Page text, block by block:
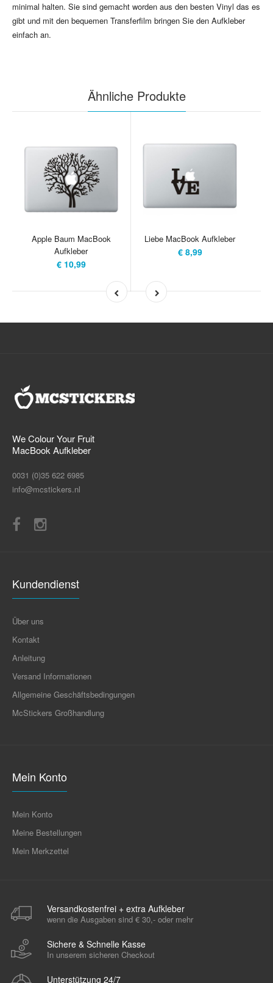
minimal halten. Sie sind gemacht worden aus den besten Vinyl das es
gibt und mit den bequemen Transferfilm bringen Sie den Aufkleber
einfach an.
Ähnliche Produkte
Apple Baum MacBook
Aufkleber
€ 10,99
Liebe MacBook Aufkleber
€ 8,99
We Colour Your Fruit
MacBook Aufkleber
0031 (0)35 622 6985
info@mcstickers.nl
Kundendienst
Über uns
Kontakt
Anleitung
Versand Informationen
Allgemeine Geschäftsbedingungen
McStickers Großhandlung
Mein Konto
Mein Konto
Meine Bestellungen
Mein Merkzettel
Versandkostenfrei + extra Aufkleber
wenn die Ausgaben sind € 30,- oder mehr
Sichere & Schnelle Kasse
In unserem sicheren Checkout
Unterstützung 24/7